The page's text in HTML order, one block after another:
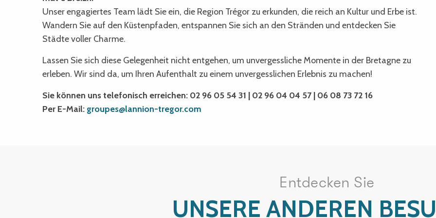
Unser engagiertes Team lädt Sie ein, die Region Trégor zu erkunden, die reich an Kultur und Erbe ist.
Wandern Sie auf den Küstenpfaden, entspannen Sie sich an den Stränden und entdecken Sie
Städte voller Charme.
Lassen Sie sich diese Gelegenheit nicht entgehen, um unvergessliche Momente in der Bretagne zu
erleben. Wir sind da, um Ihren Aufenthalt zu einem unvergesslichen Erlebnis zu machen!
Sie können uns telefonisch erreichen: 02 96 05 54 31 | 02 96 04 04 57 | 06 08 73 72 16
Per E-Mail: groupes@lannion-tregor.com
Entdecken Sie
UNSERE ANDEREN